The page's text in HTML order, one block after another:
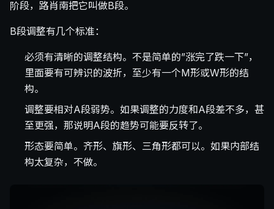
阶段，路肖南把它叫做B段。
B段调整有几个标准：
必须有清晰的调整结构。不是简单的”涨完了跌一下”，
里面要有可辨识的波折，至少有一个M形或W形的结
构。
调整要相对A段弱势。如果调整的力度和A段差不多，甚
至更强，那说明A段的趋势可能要反转了。
形态要简单。齐形、旗形、三角形都可以。如果内部结
构太复杂，不做。